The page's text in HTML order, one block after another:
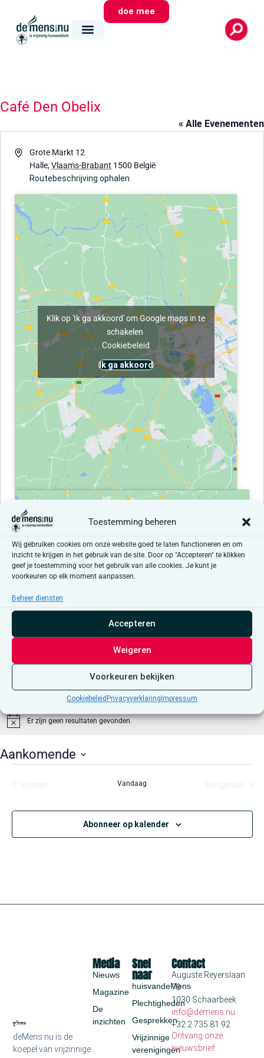
Toestemming beheren
Wij gebruiken cookies om onze website goed te laten functioneren en om
inzicht te krijgen in het gebruik van de site. Door op "Accepteren" te klikken
geef je toestemming voor het gebruik van alle cookies. Je kunt je
voorkeuren op elk moment aanpassen.
Beheer diensten
Accepteren
Weigeren
Voorkeuren bekijken
Cookiebeleid Privacyverklaring Impressum
doe mee
Café Den Obelix
« Alle Evenementen
AdresGrote Markt 12
Halle,Vlaams-Brabant 1500 België
Routebeschrijving ophalen
Klik op 'Ik ga akkoord' om Google maps in te
schakelen
Cookiebeleid
Ik ga akkoord
Klik op 'Ik ga akkoord' om Google maps in te
schakelen
Cookiebeleid
Evenementen at this locatie
BerichtEr zijn geen resultaten gevonden.
Aankomende
Selecteer
Vandaag
Abonneer op kalender
deMens.nu is de
koepel van vrijzinnige
Snel
naar
huisvandeMens
Plechtigheden
Gesprekken
Vrijzinnige
verenigingen
Media
Nieuws
Magazine
De
inzichten
Contact
Auguste Reyerslaan
70
1030 Schaarbeek
info@demens.nu
+32 2 735 81 92
Ontvang onze
nieuwsbrief